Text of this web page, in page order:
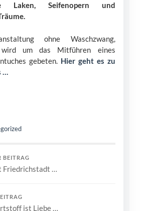
Laken, Seifenopern und
ohne Waschzwang,
wird um das Mitführen eines
gebeten. Hier geht es zu
…
BEITRAG
Friedrichstadt …
ist Liebe …